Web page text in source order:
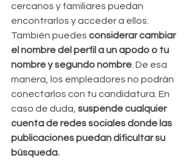
cercanos y familiares puedan
encontrarlos y acceder a ellos.
También puedes considerar cambiar
el nombre del perfil a un apodo o tu
nombre y segundo nombre . De esa
manera, los empleadores no podrán
conectarlos con tu candidatura. En
caso de duda, suspende cualquier
cuenta de redes sociales donde las
publicaciones puedan dificultar su
búsqueda.